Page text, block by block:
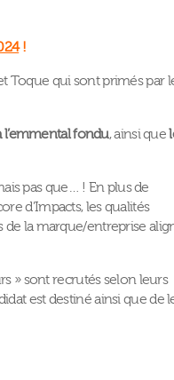
!
Toque qui sont primés par
l’emmental fondu, ainsi que
pas que… ! En plus de
d’Impacts, les qualités
la marque/entreprise
» sont recrutés selon leurs
est destiné ainsi que de